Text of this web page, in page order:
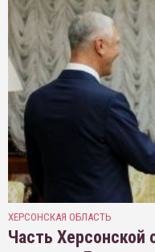
ХЕРСОНСКАЯ ОБЛАСТЬ
Часть Херсонской